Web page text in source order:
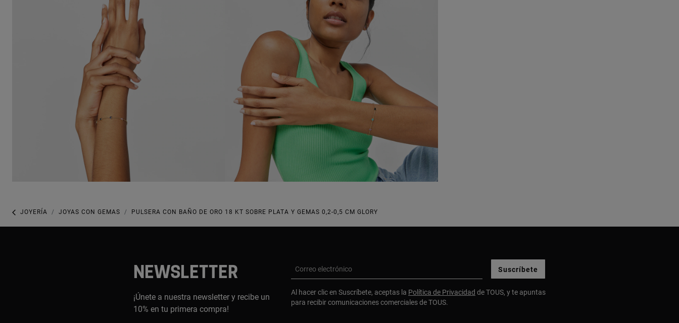
JOYERÍA JOYAS CON GEMAS PULSERA CON BAÑO DE ORO 18 KT SOBRE PLATA Y GEMAS 0,2-0,5 CM GLORY
NEWSLETTER
¡Únete a nuestra newsletter y recibe un
10% en tu primera compra!
Correo electrónico Suscríbete
Al hacer clic en Suscríbete, aceptas la Política de Privacidad de TOUS, y te apuntas
para recibir comunicaciones comerciales de TOUS.